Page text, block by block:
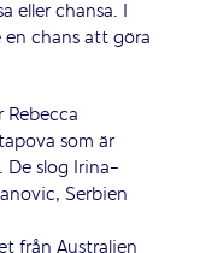
eller chansa. I
chans att göra
som är
De slog Irina-
Serbien